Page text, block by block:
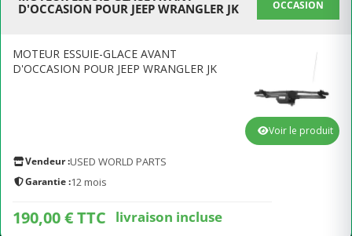
D'OCCASION POUR JEEP WRANGLER JK
OCCASION
MOTEUR ESSUIE-GLACE AVANT
D'OCCASION POUR JEEP WRANGLER JK
Vendeur :USED WORLD PARTS
Garantie :12 mois
190,00 € TTC livraison incluse
Voir le produit